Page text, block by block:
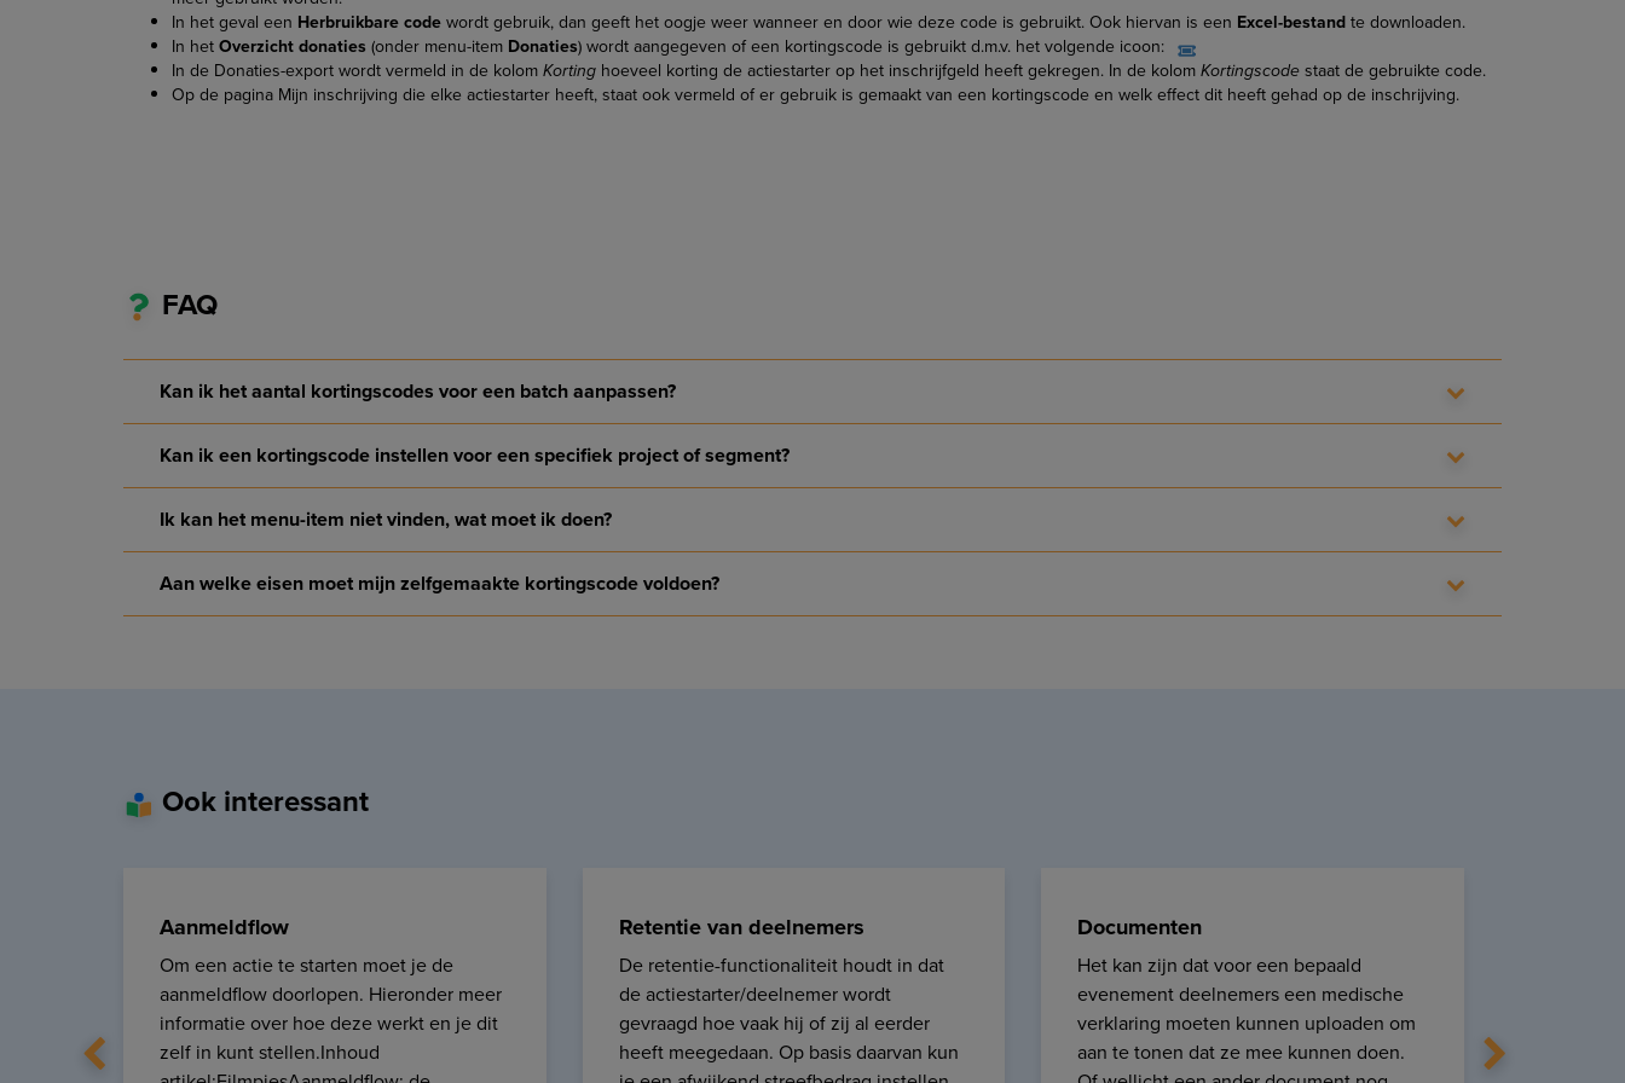
In het geval een Herbruikbare codewordt gebruik, dan geeft het oogje weer wanneer en door wie deze code is gebruikt. Ook hiervan is een Excel-bestandte downloaden.
In hetOverzicht donaties (onder menu-item Donaties) wordt aangegeven of een kortingscode is gebruikt d.m.v. het volgende icoon:
In de Donaties-export wordt vermeld in de kolomKorting hoeveel korting de actiestarter op het inschrijfgeld heeft gekregen. In de kolomKortingscodestaat de gebruikte code.
Op de pagina Mijn inschrijving die elke actiestarter heeft, staat ook vermeld of er gebruik is gemaakt van een kortingscode en welk effect dit heeft gehad op de inschrijving.
FAQ
Kan ik het aantal kortingscodes voor een batch aanpassen?
Kan ik een kortingscode instellen voor een specifiek project of segment?
Ik kan het menu-item niet vinden, wat moet ik doen?
Aan welke eisen moet mijn zelfgemaakte kortingscode voldoen?
Ook interessant
Aanmeldflow
Om een actie te starten moet je de
aanmeldflow doorlopen. Hieronder meer
informatie over hoe deze werkt en je dit
zelf in kunt stellen.Inhoud
Retentie van deelnemers
De retentie-functionaliteit houdt in dat
de actiestarter/deelnemer wordt
gevraagd hoe vaak hij of zij al eerder
heeft meegedaan. Op basis daarvan kun
Documenten
Het kan zijn dat voor een bepaald
evenement deelnemers een medische
verklaring moeten kunnen uploaden om
aan te tonen dat ze mee kunnen doen.